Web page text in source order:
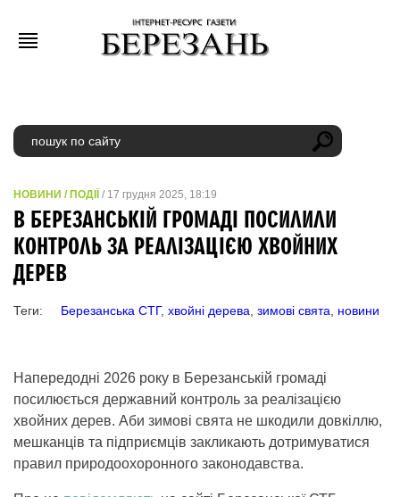
НОВИНИ / ПОДІЇ / 17 грудня 2025, 18:19
В БЕРЕЗАНСЬКІЙ ГРОМАДІ ПОСИЛИЛИ
КОНТРОЛЬ ЗА РЕАЛІЗАЦІЄЮ ХВОЙНИХ
ДЕРЕВ
Теги: Березанська СТГ, хвойні дерева зимові свята новини
Напередодні 2026 року в Березанській громаді
посилюється державний контроль за реалізацією
хвойних дерев. Аби зимові свята не шкодили довкіллю,
мешканців та підприємців закликають дотримуватися
правил природоохоронного законодавства.